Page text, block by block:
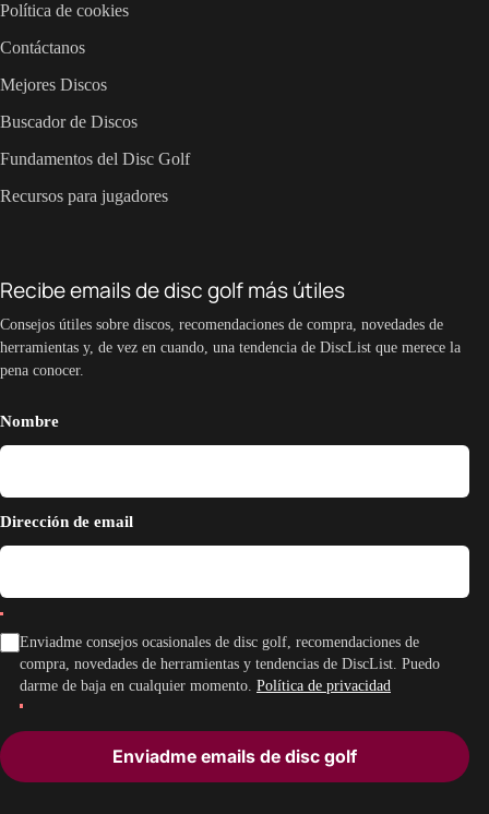
Política de cookies
Contáctanos
Mejores Discos
Buscador de Discos
Fundamentos del Disc Golf
Recursos para jugadores
Recibe emails de disc golf más útiles
Consejos útiles sobre discos, recomendaciones de compra, novedades de
herramientas y, de vez en cuando, una tendencia de DiscList que merece la
pena conocer.
Nombre
Dirección de email
Enviadme consejos ocasionales de disc golf, recomendaciones de
compra, novedades de herramientas y tendencias de DiscList. Puedo
darme de baja en cualquier momento. Política de privacidad
Enviadme emails de disc golf